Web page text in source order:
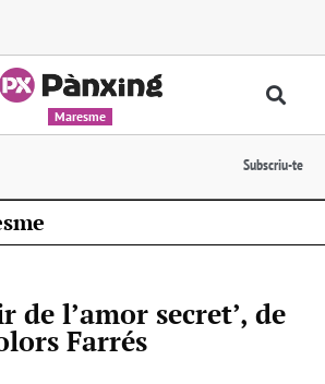
Maresme
Subscriu-te
de l’amor secret’, de
Farrés